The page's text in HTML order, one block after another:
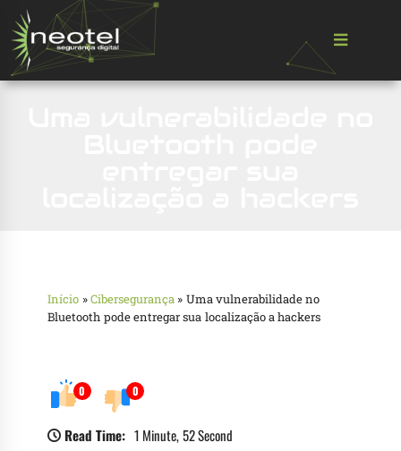
Início »Cibersegurança » Uma vulnerabilidade no
Bluetooth pode entregar sua localização a hackers
0 0
Read Time: 1 Minute, 52 Second